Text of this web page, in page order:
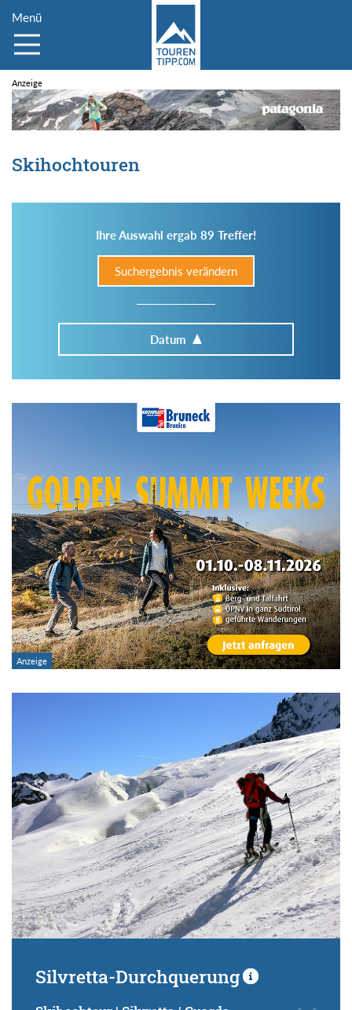
Menü
Skihochtouren
Ihre Auswahl ergab 89 Treffer!
Suchergebnis verändern
Datum
Im Tourenarchiv suchen
Region:
Gebirge:
Art der Tour:
von
bis
Suchbegriff:
Silvretta-Durchquerung